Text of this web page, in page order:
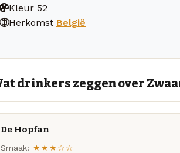
Kleur 52
Herkomst België
drinkers zeggen over
De Hopfan
Smaak: ★★★☆☆